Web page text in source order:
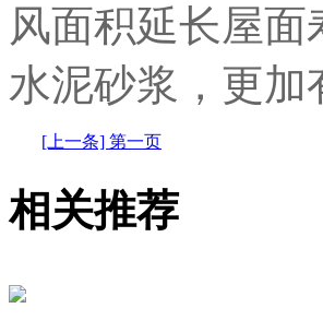
风面积延长屋
水泥砂浆，更
[上一条] 第一页
相关推荐